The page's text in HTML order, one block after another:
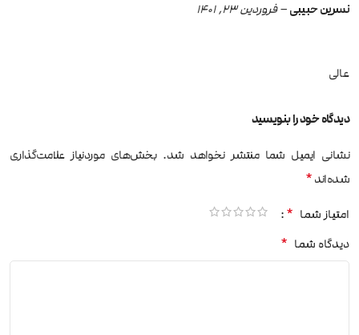
نسرین حبیبی– فروردین 23, 1401
عالی
دیدگاه خود را بنویسید
نشانی ایمیل شما منتشر نخواهد شد. بخش‌های موردنیاز علامت‌گذاری
شده‌اند*
امتیاز شما *
دیدگاه شما *